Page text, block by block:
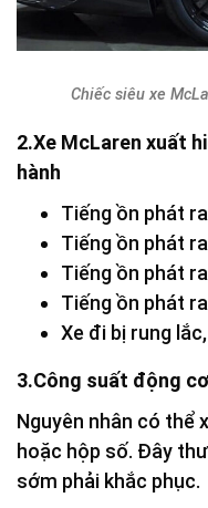
Chiếc siêu xe
2.Xe McLaren xuất
hành
Tiếng ồn phát
Tiếng ồn phát
Tiếng ồn phát
Tiếng ồn phát
Xe đi bị rung
3.Công suất động
Nguyên nhân có thể
hoặc hộp số. Đây
sớm phải khắc phục.